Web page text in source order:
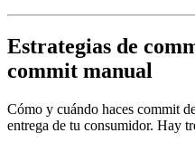
Estrategias de
commit manual
Cómo y cuándo haces commit
entrega de tu consumidor. Hay